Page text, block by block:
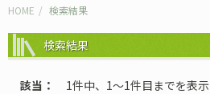
HOME 検索結果
検索結果
該当 1件中、1〜1件目までを表示